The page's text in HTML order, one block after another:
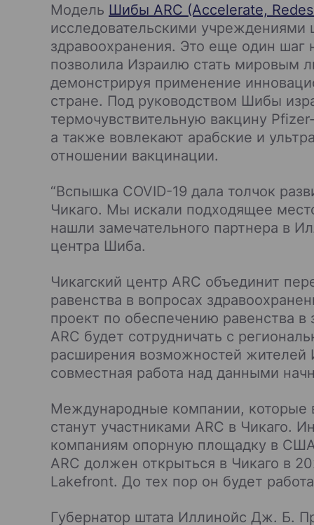
Модель Шибы ARC (Accelerate,
исследовательскими учреждениями
здравоохранения. Это еще один шаг
позволила Израилю стать мировым
демонстрируя применение
стране. Под руководством Шибы
термочувствительную вакцину
а также вовлекают арабские и
отношении вакцинации.
“Вспышка COVID-19 дала толчок
Чикаго. Мы искали подходящее
нашли замечательного партнера в
центра Шиба.
Чикагский центр ARC объединит
равенства в вопросах
проект по обеспечению равенства в
ARC будет сотрудничать с
расширения возможностей жителей
совместная работа над данными
Международные компании, которые
станут участниками ARC в Чикаго.
компаниям опорную площадку в
ARC должен открыться в Чикаго в
Lakefront. До тех пор он будет
Губернатор штата Иллинойс Дж. Б.